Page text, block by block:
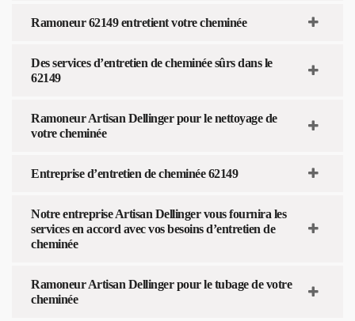
Ramoneur 62149 entretient votre cheminée
Des services d’entretien de cheminée sûrs dans le
62149
Ramoneur Artisan Dellinger pour le nettoyage de
votre cheminée
Entreprise d’entretien de cheminée 62149
Notre entreprise Artisan Dellinger vous fournira les
services en accord avec vos besoins d’entretien de
cheminée
Ramoneur Artisan Dellinger pour le tubage de votre
cheminée